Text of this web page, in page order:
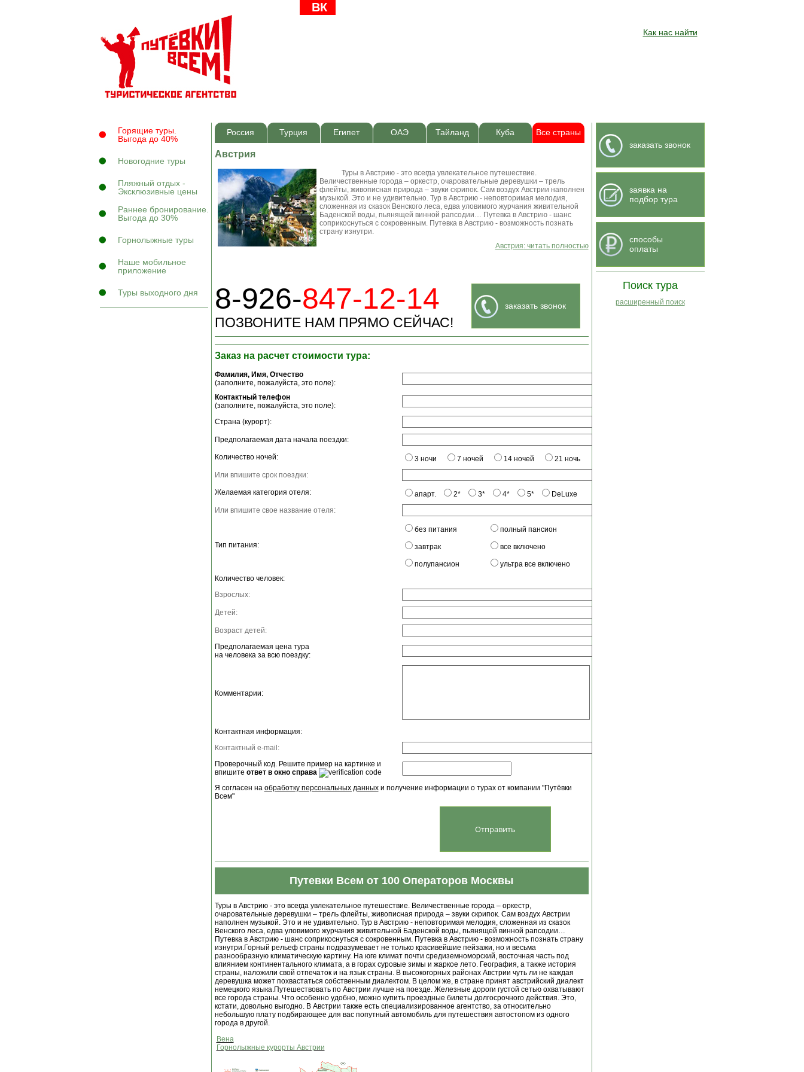
Как нас найти
Горящие туры.
Выгода до 40%
Новогодние туры
Пляжный отдых -
Эксклюзивные цены
Раннее бронирование.
Выгода до 30%
Горнолыжные туры
Наше мобильное
приложение
Туры выходного дня
Россия Турция Египет ОАЭ Тайланд Куба Все страны
Австрия
Туры в Австрию - это всегда увлекательное путешествие.
Величественные города – оркестр, очаровательные деревушки – трель
флейты, живописная природа – звуки скрипок. Сам воздух Австрии наполнен
музыкой. Это и не удивительно. Тур в Австрию - неповторимая мелодия,
сложенная из сказок Венского леса, едва уловимого журчания живительной
Баденской воды, пьянящей винной рапсодии… Путевка в Австрию - шанс
соприкоснуться с сокровенным. Путевка в Австрию - возможность познать
страну изнутри.
Австрия: читать полностью
8-926-847-12-14
ПОЗВОНИТЕ НАМ ПРЯМО СЕЙЧАС!
заказать звонок
Заказ на расчет стоимости тура:
Фамилия, Имя, Отчество
(заполните, пожалуйста, это поле):
Контактный телефон
(заполните, пожалуйста, это поле):
Страна (курорт):
Предполагаемая дата начала поездки:
Количество ночей: 3 ночи 7 ночей 14 ночей
21 ночь
Или впишите срок поездки:
Желаемая категория отеля: апарт. 2* 3* 4* 5*
DeLuxe
Или впишите свое название отеля:
Тип питания:
без питания полный пансион
завтрак все включено
полупансион
ультра все включено
Количество человек:
Взрослых:
Детей:
Возраст детей:
Предполагаемая цена тура
на человека за всю поездку:
Комментарии:
Контактная информация:
Контактный e-mail:
Проверочный код. Решите пример на картинке и
впишите ответ в окно справа
Я согласен на обработку персональных данныхи получение информации о турах от компании "Путёвки
Всем"
Путевки Всем от 100 Операторов Москвы
Туры в Австрию - это всегда увлекательное путешествие. Величественные города – оркестр,
очаровательные деревушки – трель флейты, живописная природа – звуки скрипок. Сам воздух Австрии
наполнен музыкой. Это и не удивительно. Тур в Австрию - неповторимая мелодия, сложенная из сказок
Венского леса, едва уловимого журчания живительной Баденской воды, пьянящей винной рапсодии…
Путевка в Австрию - шанс соприкоснуться с сокровенным. Путевка в Австрию - возможность познать страну
изнутри.Горный рельеф страны подразумевает не только красивейшие пейзажи, но и весьма
разнообразную климатическую картину. На юге климат почти средиземноморский, восточная часть под
влиянием континентального климата, а в горах суровые зимы и жаркое лето. География, а также история
страны, наложили свой отпечаток и на язык страны. В высокогорных районах Австрии чуть ли не каждая
деревушка может похвастаться собственным диалектом. В целом же, в стране принят австрийский диалект
немецкого языка.Путешествовать по Австрии лучше на поезде. Железные дороги густой сетью охватывают
все города страны. Что особенно удобно, можно купить проездные билеты долгосрочного действия. Это,
кстати, довольно выгодно. В Австрии также есть специализированное агентство, за относительно
небольшую плату подбирающее для вас попутный автомобиль для путешествия автостопом из одного
города в другой.
Вена
Горнолыжные курорты Австрии
заказать звонок
заявка на
подбор тура
способы
оплаты
Поиск тура
расширенный поиск
ВК